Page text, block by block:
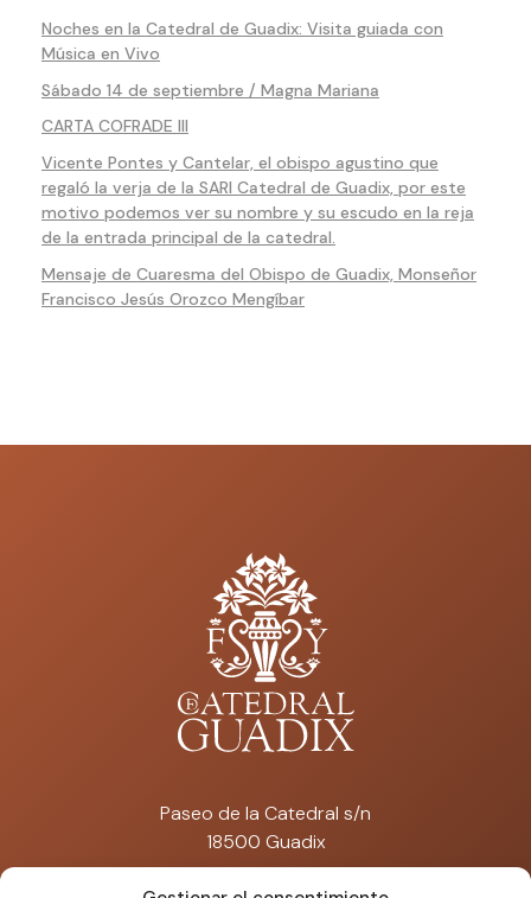
Noches en la Catedral de Guadix: Visita guiada con
Música en Vivo
Sábado 14 de septiembre / Magna Mariana
CARTA COFRADE III
Vicente Pontes y Cantelar, el obispo agustino que
regaló la verja de la SARI Catedral de Guadix, por este
motivo podemos ver su nombre y su escudo en la reja
de la entrada principal de la catedral.
Mensaje de Cuaresma del Obispo de Guadix, Monseñor
Francisco Jesús Orozco Mengíbar
Paseo de la Catedral s/n
18500 Guadix
catedraldeguadix@artisplendore.com